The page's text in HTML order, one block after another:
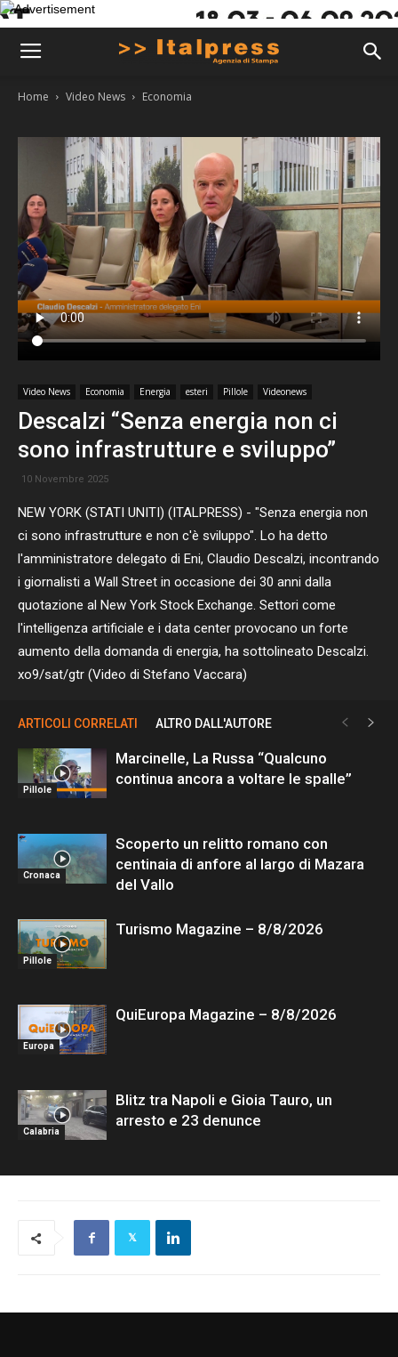
Home Video News Economia
Video News Economia Energia esteri Pillole Videonews
Descalzi “Senza energia non ci
sono infrastrutture e sviluppo”
10 Novembre 2025
NEW YORK (STATI UNITI) (ITALPRESS) - "Senza energia non
ci sono infrastrutture e non c'è sviluppo". Lo ha detto
l'amministratore delegato di Eni, Claudio Descalzi, incontrando
i giornalisti a Wall Street in occasione dei 30 anni dalla
quotazione al New York Stock Exchange. Settori come
l'intelligenza artificiale e i data center provocano un forte
aumento della domanda di energia, ha sottolineato Descalzi.
xo9/sat/gtr (Video di Stefano Vaccara)
ARTICOLI CORRELATI ALTRO DALL'AUTORE
Pillole
Marcinelle, La Russa “Qualcuno
continua ancora a voltare le spalle”
Cronaca
Scoperto un relitto romano con
centinaia di anfore al largo di Mazara
del Vallo
Pillole
Turismo Magazine – 8/8/2026
Europa
QuiEuropa Magazine – 8/8/2026
Calabria
Blitz tra Napoli e Gioia Tauro, un
arresto e 23 denunce